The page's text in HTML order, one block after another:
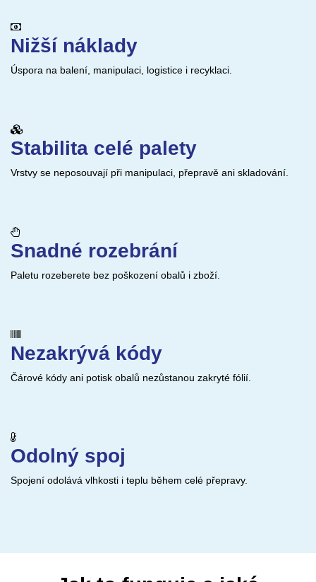
Nižší náklady
Úspora na balení, manipulaci, logistice i recyklaci.
Stabilita celé palety
Vrstvy se neposouvají při manipulaci, přepravě ani skladování.
Snadné rozebrání
Paletu rozeberete bez poškození obalů i zboží.
Nezakrývá kódy
Čárové kódy ani potisk obalů nezůstanou zakryté fólií.
Odolný spoj
Spojení odolává vlhkosti i teplu během celé přepravy.